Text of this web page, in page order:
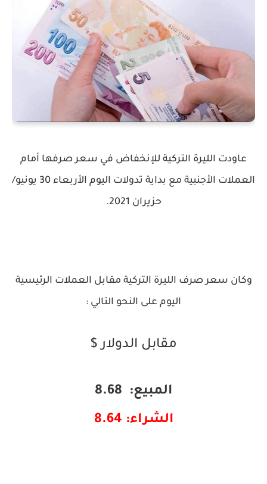
عاودت الليرة التركية للإنخفاض في سعر صرفها أمام
العملات الأجنبية مع بداية تدولات اليوم الأربعاء 30 يونيو/
حزيران 2021.
وكان سعر صرف الليرة التركية مقابل العملات الرئيسية
اليوم على النحو التالي :
مقابل الدولار $
المبيع: 8.68
الشراء: 8.64